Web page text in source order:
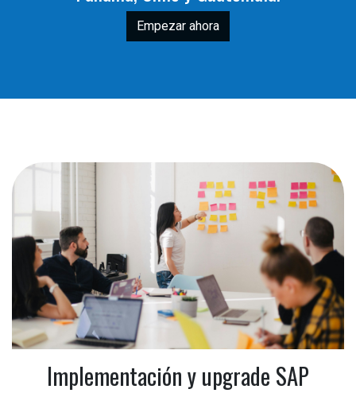
Empezar ahora
Implementación y upgrade SAP